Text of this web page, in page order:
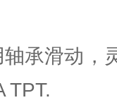
承滑动，
TPT.